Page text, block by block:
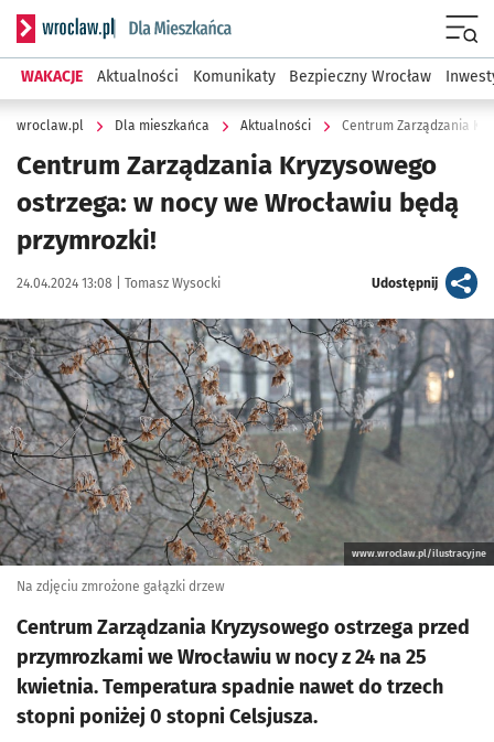
Serwis informacyjny wroclaw.pl podserwis: Dla mieszkańca
WAKACJE Aktualności Komunikaty Bezpieczny Wrocław
wroclaw.pl Dla mieszkańca Aktualności Centrum Zarządzania
Centrum Zarządzania Kryzysowego
ostrzega: w nocy we Wrocławiu będą
przymrozki!
Data publikacji:
24.04.2024 13:08 | Autor:
Tomasz Wysocki Udostępnijartykuł
Kliknij, aby powiększyć
www.wroclaw.pl/ilustracyjne
Na zdjęciu zmrożone gałązki drzew
Centrum Zarządzania Kryzysowego ostrzega przed
przymrozkami we Wrocławiu w nocy z 24 na 25
kwietnia. Temperatura spadnie nawet do trzech
stopni poniżej 0 stopni Celsjusza.